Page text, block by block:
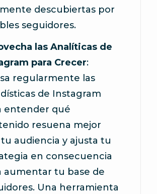
descubiertas por
seguidores.
las Analíticas de
para Crecer:
regularmente las
de Instagram
entender qué
resuena mejor
audiencia y ajusta tu
en consecuencia
aumentar tu base de
Una herramienta